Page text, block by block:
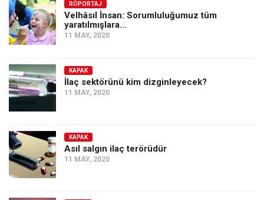
RÖPORTAJ
Velhâsıl İnsan: Sorumluluğumuz tüm
yaratılmışlara…
11 MAY, 2020
KAPAK
İlaç sektörünü kim dizginleyecek?
11 MAY, 2020
KAPAK
Asıl salgın ilaç terörüdür
11 MAY, 2020